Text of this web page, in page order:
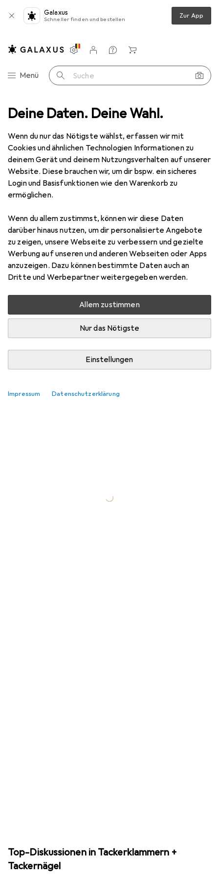
Deine Daten. Deine Wahl.
Wenn du nur das Nötigste wählst, erfassen wir mit
Cookies und ähnlichen Technologien Informationen zu
deinem Gerät und deinem Nutzungsverhalten auf unserer
Website. Diese brauchen wir, um dir bspw. ein sicheres
Login und Basisfunktionen wie den Warenkorb zu
ermöglichen.
Wenn du allem zustimmst, können wir diese Daten
darüber hinaus nutzen, um dir personalisierte Angebote
zu zeigen, unsere Webseite zu verbessern und gezielte
Werbung auf unseren und anderen Webseiten oder Apps
anzuzeigen. Dazu können bestimmte Daten auch an
Dritte und Werbepartner weitergegeben werden.
Allem zustimmen
Nur das Nötigste
Einstellungen
Impressum Datenschutzerklärung
Galaxus
Schneller finden und bestellen Zur App
Navigation nach Kategorien
Menü Suche
Einstellungen
Kundenkonto
Vergleichslisten
Merklisten
Warenkorb
Zubehör Elektrowerkzeug Tackerklammern + Tackernägel
Tackerklammern + Tackernägel
Produkte Forum
Top-Diskussionen in Tackerklammern +
Tackernägel